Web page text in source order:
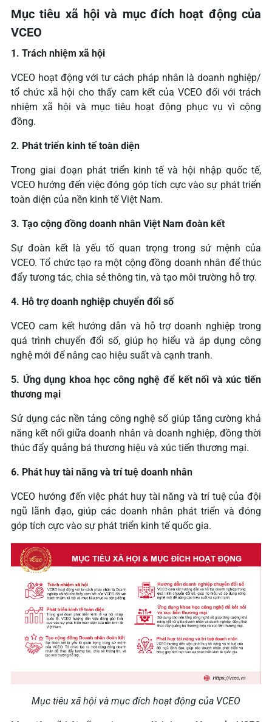
Mục tiêu xã hội và mục đích hoạt động của
VCEO
1. Trách nhiệm xã hội
VCEO hoạt động với tư cách pháp nhân là doanh nghiệp/
tổ chức xã hội cho thấy cam kết của VCEO đối với trách
nhiệm xã hội và mục tiêu hoạt động phục vụ vì cộng
đồng.
2. Phát triển kinh tế toàn diện
Trong giai đoạn phát triển kinh tế và hội nhập quốc tế,
VCEO hướng đến việc đóng góp tích cực vào sự phát triển
toàn diện của nền kinh tế Việt Nam.
3. Tạo cộng đồng doanh nhân Việt Nam đoàn kết
Sự đoàn kết là yếu tố quan trọng trong sứ mệnh của
VCEO. Tổ chức tạo ra một cộng đồng doanh nhân để thúc
đẩy tương tác, chia sẻ thông tin, và tạo môi trường hỗ trợ.
4. Hỗ trợ doanh nghiệp chuyển đổi số
VCEO cam kết hướng dẫn và hỗ trợ doanh nghiệp trong
quá trình chuyển đổi số, giúp họ hiểu và áp dụng công
nghệ mới để nâng cao hiệu suất và cạnh tranh.
5. Ứng dụng khoa học công nghệ để kết nối và xúc tiến
thương mại
Sử dụng các nền tảng công nghệ số giúp tăng cường khả
năng kết nối giữa doanh nhân và doanh nghiệp, đồng thời
thúc đẩy quảng bá thương hiệu và xúc tiến thương mại.
6. Phát huy tài năng và trí tuệ doanh nhân
VCEO hướng đến việc phát huy tài năng và trí tuệ của đội
ngũ lãnh đạo, giúp các doanh nhân phát triển và đóng
góp tích cực vào sự phát triển kinh tế quốc gia.
Mục tiêu xã hội và mục đích hoạt động của VCEO